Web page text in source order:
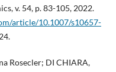
v. 54, p. 83-105, 2022.
article/10.1007/s10657-
Rosecler; DI CHIARA,